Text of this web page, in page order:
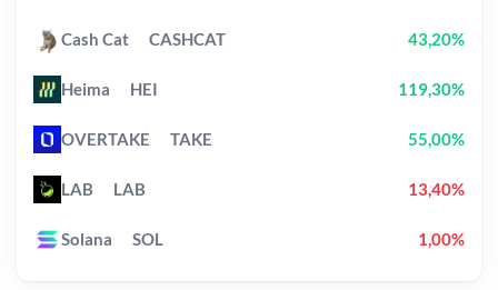
Cash Cat CASHCAT 43,20%
Heima HEI 119,30%
OVERTAKE TAKE 55,00%
LAB LAB 13,40%
Solana SOL 1,00%